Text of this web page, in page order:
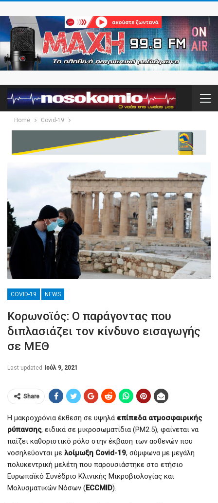
Home Covid-19
COVID-19 NEWS
Κορωνοϊός: Ο παράγοντας που
διπλασιάζει τον κίνδυνο εισαγωγής
σε ΜΕΘ
Last updated Ιούλ 9, 2021
Share
Η μακροχρόνια έκθεση σε υψηλά επίπεδα ατμοσφαιρικής
ρύπανσης, ειδικά σε μικροσωματίδια (PM2.5), φαίνεται να
παίζει καθοριστικό ρόλο στην έκβαση των ασθενών που
νοσηλεύονται με λοίμωξη Covid-19, σύμφωνα με μεγάλη
πολυκεντρική μελέτη που παρουσιάστηκε στο ετήσιο
Ευρωπαϊκό Συνέδριο Κλινικής Μικροβιολογίας και
Μολυσματικών Νόσων (ECCMID).